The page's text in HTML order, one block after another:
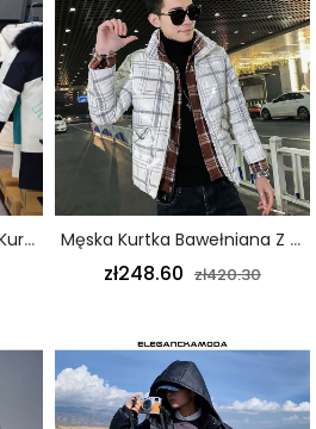
Gruba Ocieplana Męska Kurtka Z Kapturem Tide Plus Size Długa Beżowa Męska Kurtka Bawełniana Z Kołnierzykiem W Kratę Slim Trend Krótka Kurtka Dwuczęściowa Biała
zł248.60 zł420.30